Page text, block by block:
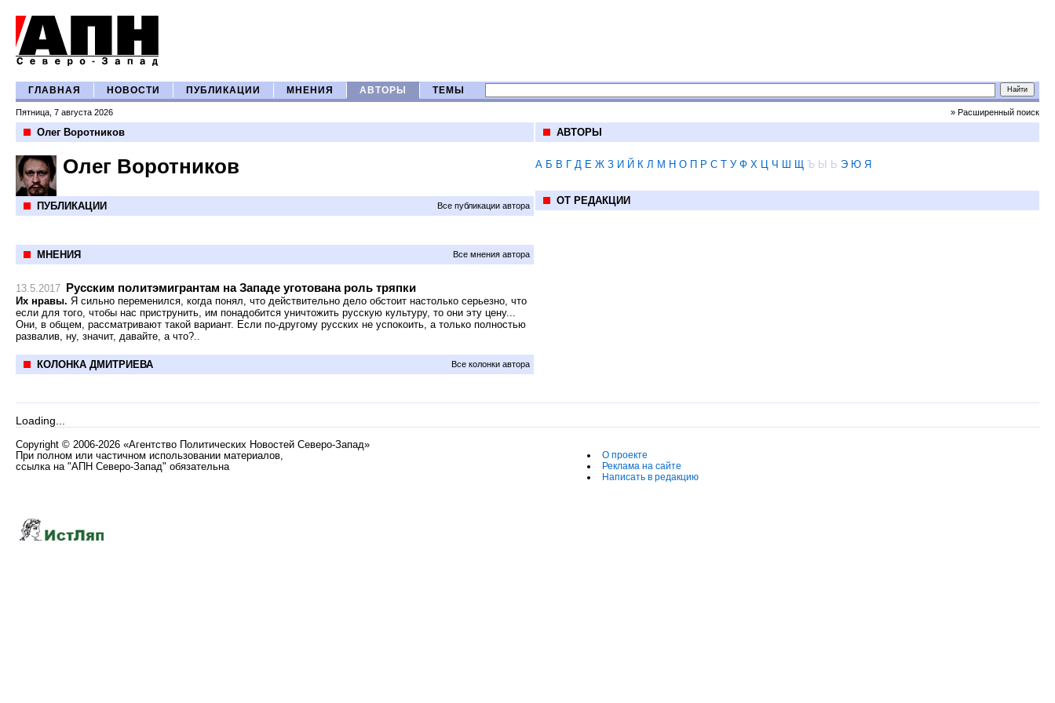
ГЛАВНАЯ НОВОСТИ ПУБЛИКАЦИИ МНЕНИЯ АВТОРЫ ТЕМЫ
Пятница, 7 августа 2026 » Расширенный поиск
Олег Воротников
Олег Воротников
ПУБЛИКАЦИИ Все публикации автора
МНЕНИЯ Все мнения автора
13.5.2017 Русским политэмигрантам на Западе уготована роль тряпки
Их нравы. Я сильно переменился, когда понял, что действительно дело обстоит настолько серьезно, что
если для того, чтобы нас приструнить, им понадобится уничтожить русскую культуру, то они эту цену...
Они, в общем, рассматривают такой вариант. Если по-другому русских не успокоить, а только полностью
развалив, ну, значит, давайте, а что?..
КОЛОНКА ДМИТРИЕВА Все колонки автора
АВТОРЫ
А Б В Г Д Е Ж З И Й К Л М Н О П Р С Т У Ф Х Ц Ч Ш Щ Ъ Ы Ь Э Ю Я
ОТ РЕДАКЦИИ
Loading...
Copyright © 2006-2026 «Агентство Политических Новостей Северо-Запад»
При полном или частичном использовании материалов,
ссылка на "АПН Северо-Запад" обязательна
О проекте
Реклама на сайте
Написать в редакцию